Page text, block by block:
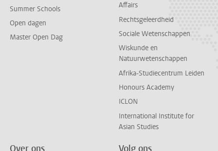
Summer Schools
Open dagen
Master Open Dag
Affairs
Rechtsgeleerdheid
Sociale Wetenschappen
Wiskunde en
Natuurwetenschappen
Afrika-Studiecentrum Leiden
Honours Academy
ICLON
International Institute for
Asian Studies
Over ons Volg ons